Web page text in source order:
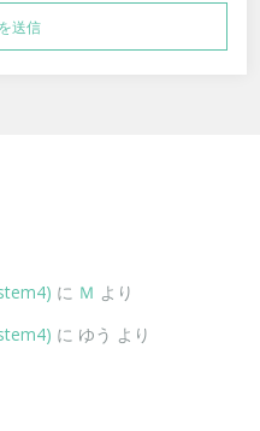
に Ｍ より
に ゆう より